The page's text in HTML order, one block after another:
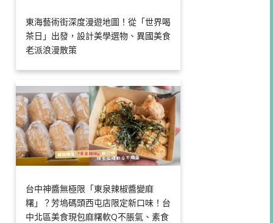
東海藝術街深度漫遊地圖！從「世界喝
茶日」出發，設計美學選物、異國美食
老派浪漫散策
台中神醬無極限「東泉辣椒醬變麻
糬」？芳塢碼頭西屯店限定新口味！台
中北區美食現包麻糬軟Q不脹氣、素食